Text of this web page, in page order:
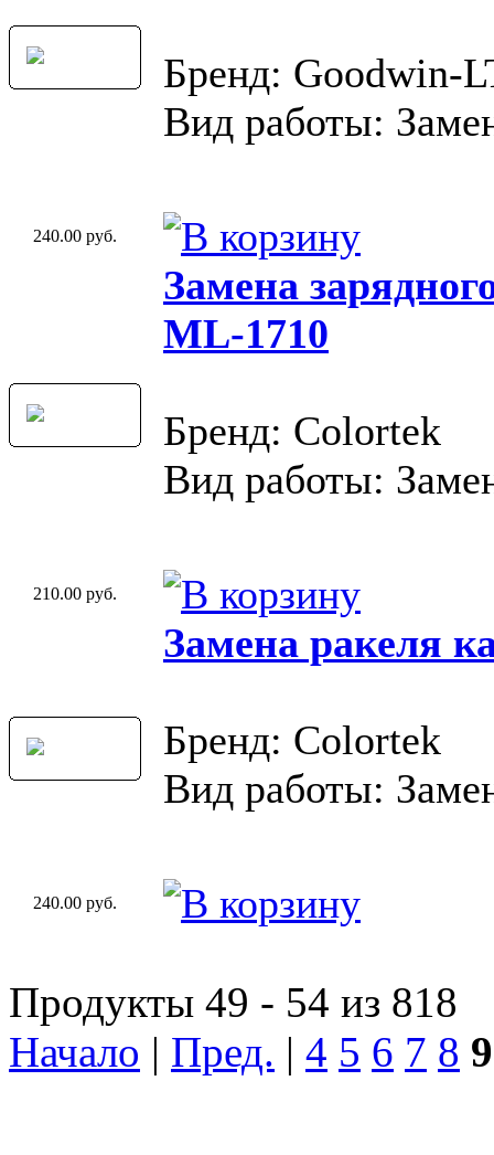
Бренд: Goodwin-
Вид работы:
240.00 руб.
Замена
ML-1710
Бренд: Colortek
Вид работы:
210.00 руб.
Замена ракеля
Бренд: Colortek
Вид работы:
240.00 руб.
Продукты 49 - 54 из 818
Начало | Пред. | 4 5 6 7 8 9